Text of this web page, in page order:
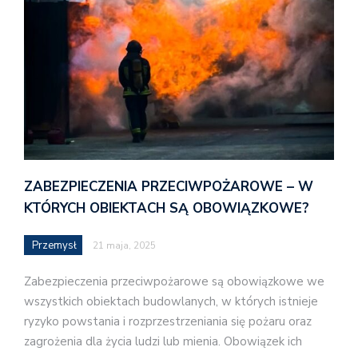
ZABEZPIECZENIA PRZECIWPOŻAROWE – W
KTÓRYCH OBIEKTACH SĄ OBOWIĄZKOWE?
Przemysł 21 maja, 2025
Zabezpieczenia przeciwpożarowe są obowiązkowe we
wszystkich obiektach budowlanych, w których istnieje
ryzyko powstania i rozprzestrzeniania się pożaru oraz
zagrożenia dla życia ludzi lub mienia. Obowiązek ich